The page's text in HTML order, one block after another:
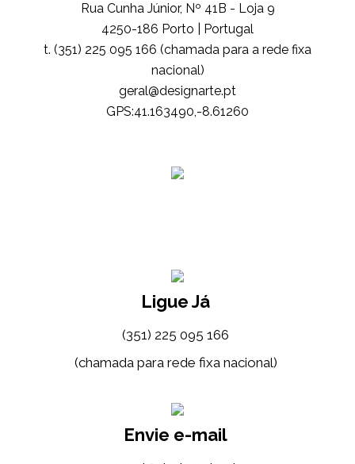
Rua Cunha Júnior, Nº 41B - Loja 9
4250-186 Porto | Portugal
t. (351) 225 095 166 (chamada para a rede fixa
nacional)
tp.etrangised@lareg
GPS:41.163490,-8.61260
Ligue Já
(351) 225 095 166
(chamada para rede fixa nacional)
Envie e-mail